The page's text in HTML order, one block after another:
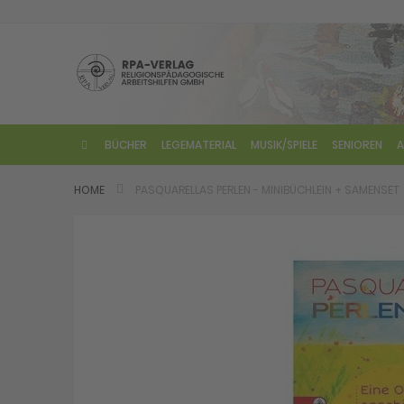
BÜCHER LEGEMATERIAL MUSIK/SPIELE SENIOREN
HOME PASQUARELLAS PERLEN - MINIBÜCHLEIN + SAMENSET